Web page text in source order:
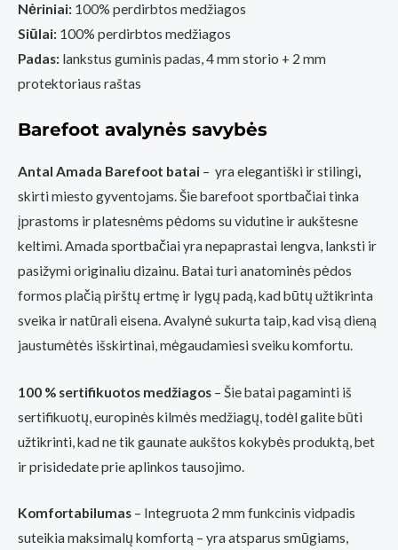
Nėriniai: 100% perdirbtos medžiagos
Siūlai: 100% perdirbtos medžiagos
Padas: lankstus guminis padas, 4 mm storio + 2 mm
protektoriaus raštas
Barefoot avalynės savybės
Antal Amada Barefoot batai – yra elegantiški ir stilingi,
skirti miesto gyventojams. Šie barefoot sportbačiai tinka
įprastoms ir platesnėms pėdoms su vidutine ir aukštesne
keltimi. Amada sportbačiai yra nepaprastai lengva, lanksti ir
pasižymi originaliu dizainu. Batai turi anatominės pėdos
formos plačią pirštų ertmę ir lygų padą, kad būtų užtikrinta
sveika ir natūrali eisena. Avalynė sukurta taip, kad visą dieną
jaustumėtės išskirtinai, mėgaudamiesi sveiku komfortu.
100 % sertifikuotos medžiagos – Šie batai pagaminti iš
sertifikuotų, europinės kilmės medžiagų, todėl galite būti
užtikrinti, kad ne tik gaunate aukštos kokybės produktą, bet
ir prisidedate prie aplinkos tausojimo.
Komfortabilumas – Integruota 2 mm funkcinis vidpadis
suteikia maksimalų komfortą – yra atsparus smūgiams,